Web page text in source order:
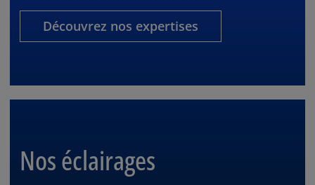
Découvrez nos expertises
Nos éclairages